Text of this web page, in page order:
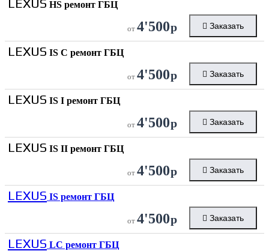
LEXUS HS ремонт ГБЦ
от 4'500р Заказать
LEXUS IS C ремонт ГБЦ
от 4'500р Заказать
LEXUS IS I ремонт ГБЦ
от 4'500р Заказать
LEXUS IS II ремонт ГБЦ
от 4'500р Заказать
LEXUS IS ремонт ГБЦ
от 4'500р Заказать
LEXUS LC ремонт ГБЦ